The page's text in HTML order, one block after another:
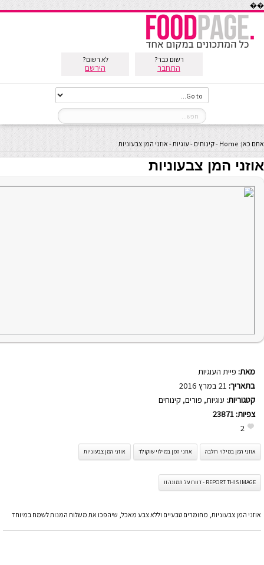
��
רשום כבר?
התחבר
לא רשום?
הירשם
אתם כאן: Home
-קינוחים - עוגיות- אוזני המן צבעוניות
אוזני המן צבעוניות
מאת: פיית העוגיות
בתאריך:
קטגוריות: עוגיות, פורים, קינוחים
צפיות: 23871
2
אוזני המן במילוי חלבה אוזני המן במילוי שוקולד אוזני המן צבעוניות
REPORT THIS IMAGE - דווח על תמונה זו
אוזני המן צבעוניות, מחומרים טבעיים וללא צבע מאכל, שיהפכו את משלוח המנות לשמח במיוחד